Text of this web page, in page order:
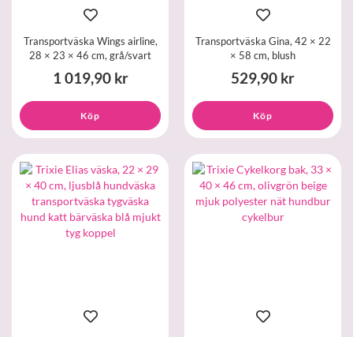
Transportväska Wings airline,
28 × 23 × 46 cm, grå/svart
1 019,90 kr
Köp
Transportväska Gina, 42 × 22
× 58 cm, blush
529,90 kr
Köp